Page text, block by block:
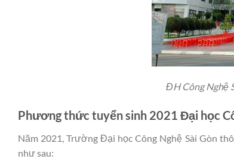
ĐH Công Nghệ
Phương thức tuyển sinh 2021 Đại học
Năm 2021, Trường Đại học Công Nghệ Sài Gòn
như sau: